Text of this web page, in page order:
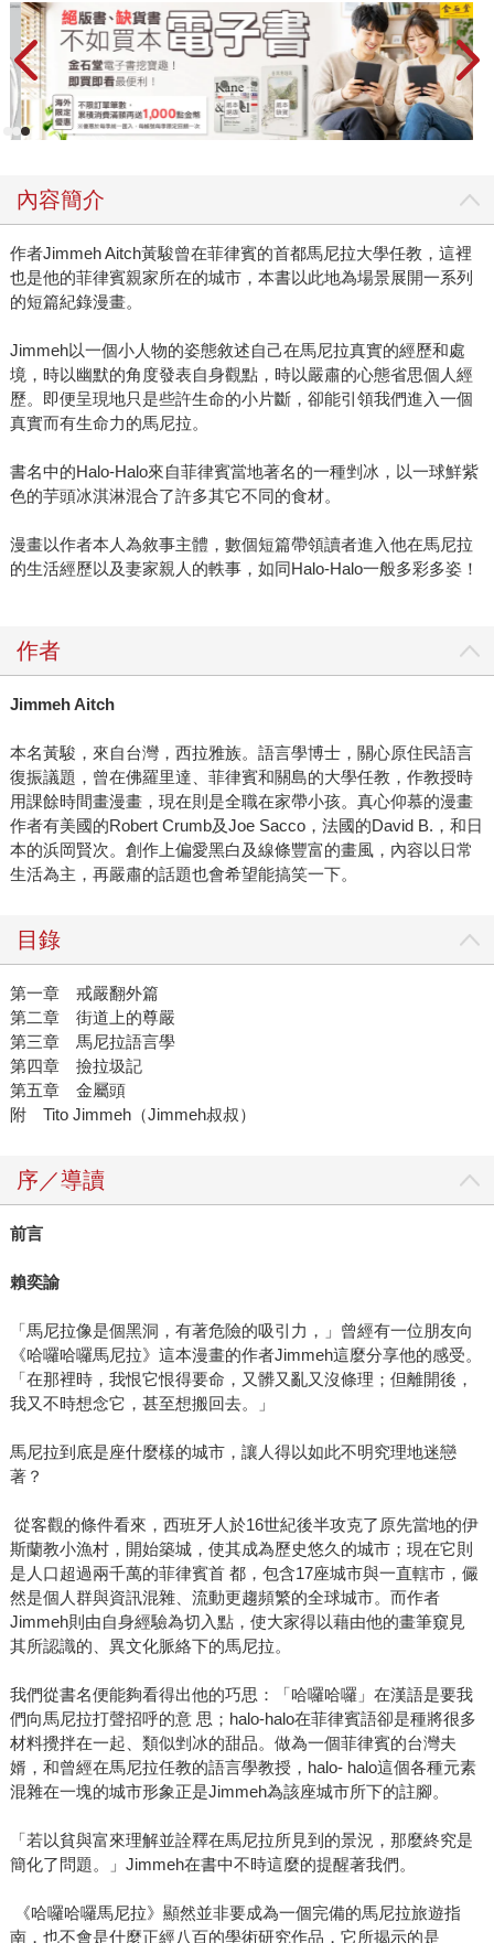
內容簡介
作者Jimmeh Aitch黃駿曾在菲律賓的首都馬尼拉大學任教，這裡
也是他的菲律賓親家所在的城市，本書以此地為場景展開一系列
的短篇紀錄漫畫。
Jimmeh以一個小人物的姿態敘述自己在馬尼拉真實的經歷和處
境，時以幽默的角度發表自身觀點，時以嚴肅的心態省思個人經
歷。即便呈現地只是些許生命的小片斷，卻能引領我們進入一個
真實而有生命力的馬尼拉。
書名中的Halo-Halo來自菲律賓當地著名的一種剉冰，以一球鮮紫
色的芋頭冰淇淋混合了許多其它不同的食材。
漫畫以作者本人為敘事主體，數個短篇帶領讀者進入他在馬尼拉
的生活經歷以及妻家親人的軼事，如同Halo-Halo一般多彩多姿！
作者
Jimmeh Aitch
本名黃駿，來自台灣，西拉雅族。語言學博士，關心原住民語言
復振議題，曾在佛羅里達、菲律賓和關島的大學任教，作教授時
用課餘時間畫漫畫，現在則是全職在家帶小孩。真心仰慕的漫畫
作者有美國的Robert Crumb及Joe Sacco，法國的David B.，和日
本的浜岡賢次。創作上偏愛黑白及線條豐富的畫風，內容以日常
生活為主，再嚴肅的話題也會希望能搞笑一下。
目錄
第一章 戒嚴翻外篇
第二章 街道上的尊嚴
第三章 馬尼拉語言學
第四章 撿拉圾記
第五章 金屬頭
附 Tito Jimmeh（Jimmeh叔叔）
序／導讀
前言
賴奕諭
「馬尼拉像是個黑洞，有著危險的吸引力，」曾經有一位朋友向
《哈囉哈囉馬尼拉》這本漫畫的作者Jimmeh這麼分享他的感受。
「在那裡時，我恨它恨得要命，又髒又亂又沒條理；但離開後，
我又不時想念它，甚至想搬回去。」
馬尼拉到底是座什麼樣的城市，讓人得以如此不明究理地迷戀
著？
從客觀的條件看來，西班牙人於16世紀後半攻克了原先當地的伊
斯蘭教小漁村，開始築城，使其成為歷史悠久的城市；現在它則
是人口超過兩千萬的菲律賓首 都，包含17座城市與一直轄市，儼
然是個人群與資訊混雜、流動更趨頻繁的全球城市。而作者
Jimmeh則由自身經驗為切入點，使大家得以藉由他的畫筆窺見
其所認識的、異文化脈絡下的馬尼拉。
我們從書名便能夠看得出他的巧思：「哈囉哈囉」在漢語是要我
們向馬尼拉打聲招呼的意 思；halo-halo在菲律賓語卻是種將很多
材料攪拌在一起、類似剉冰的甜品。做為一個菲律賓的台灣夫
婿，和曾經在馬尼拉任教的語言學教授，halo- halo這個各種元素
混雜在一塊的城市形象正是Jimmeh為該座城市所下的註腳。
「若以貧與富來理解並詮釋在馬尼拉所見到的景況，那麼終究是
簡化了問題。」Jimmeh在書中不時這麼的提醒著我們。
《哈囉哈囉馬尼拉》顯然並非要成為一個完備的馬尼拉旅遊指
南，也不會是什麼正經八百的學術研究作品，它所揭示的是